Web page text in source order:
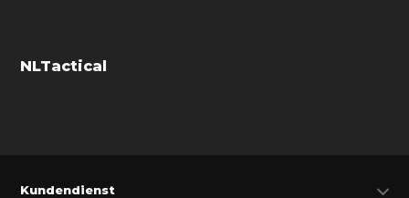
NLTactical
Kundendienst